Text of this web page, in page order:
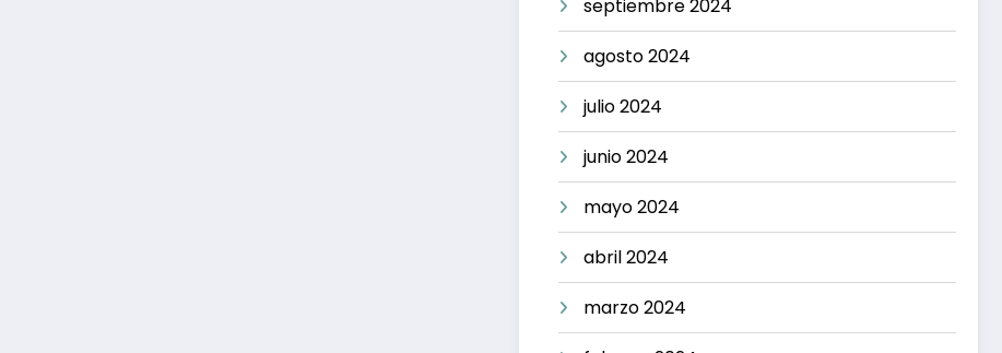
septiembre 2024
agosto 2024
julio 2024
junio 2024
mayo 2024
abril 2024
marzo 2024